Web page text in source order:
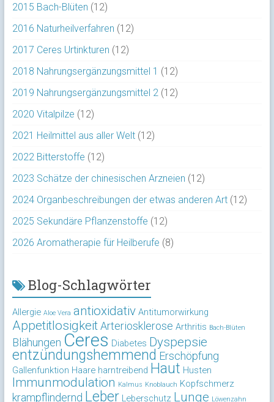
2015 Bach-Blüten (12)
2016 Naturheilverfahren (12)
2017 Ceres Urtinkturen (12)
2018 Nahrungsergänzungsmittel 1 (12)
2019 Nahrungsergänzungsmittel 2 (12)
2020 Vitalpilze (12)
2021 Heilmittel aus aller Welt(12)
2022 Bitterstoffe (12)
2023 Schätze der chinesischen Arzneien (12)
2024 Organbeschreibungen der etwas anderen Art(12)
2025 Sekundäre Pflanzenstoffe (12)
2026 Aromatherapie für Heilberufe (8)
Blog-Schlagwörter
Allergie Aloe Vera antioxidativ Antitumorwirkung
Appetitlosigkeit Arteriosklerose Arthritis Bach-Blüten
Blähungen Ceres Diabetes Dyspepsie
entzündungshemmend Erschöpfung
Gallenfunktion Haare harntreibend Haut Husten
Immunmodulation Kalmus Knoblauch Kopfschmerz
krampflindernd Leber Leberschutz Lunge Löwenzahn